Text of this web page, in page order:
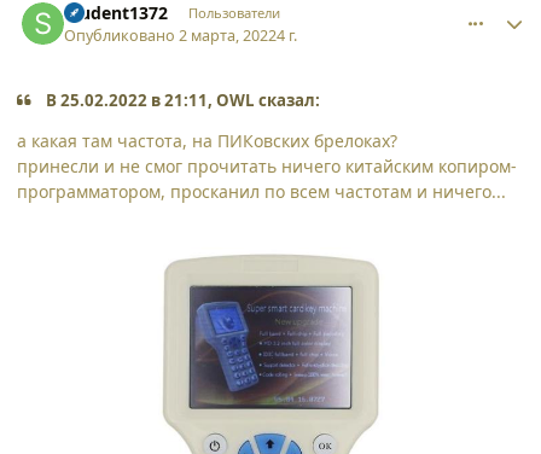
student1372 Пользователи
Опубликовано2 марта, 20224 г.
В 25.02.2022 в 21:11, OWL сказал:
а какая там частота, на ПИКовских брелоках?
принесли и не смог прочитать ничего китайским копиром-
программатором, просканил по всем частотам и ничего...